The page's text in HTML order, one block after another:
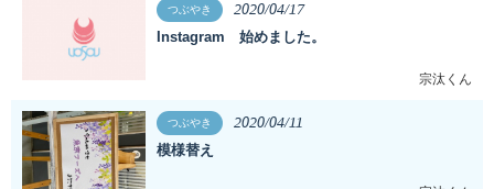
つぶやき 2020/04/17
Instagram 始めました。
宗汰くん
つぶやき 2020/04/11
模様替え